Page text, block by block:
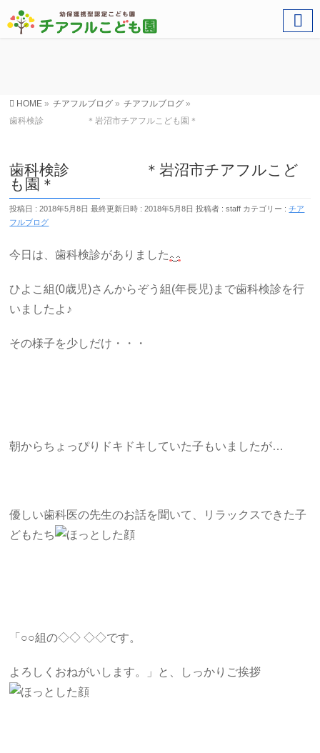
HOME » チアフルブログ » チアフルブログ »
歯科検診 ＊岩沼市チアフルこども園＊
歯科検診 ＊岩沼市チアフルこど
も園＊
投稿日 : 2018年5月8日 最終更新日時 : 2018年5月8日 投稿者 :staff カテゴリー :チア
フルブログ
今日は、歯科検診がありました
ひよこ組(0歳児)さんからぞう組(年長児)まで歯科検診を行
いましたよ♪
その様子を少しだけ・・・
朝からちょっぴりドキドキしていた子もいましたが…
優しい歯科医の先生のお話を聞いて、リラックスできた子
どもたち
「○○組の◇◇ ◇◇です。
よろしくおねがいします。」と、しっかりご挨拶